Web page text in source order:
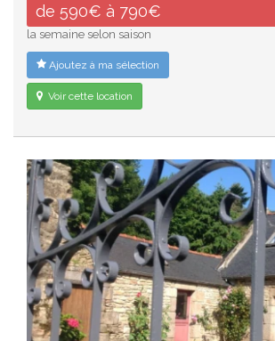
de 590€ à 790€
la semaine selon saison
Ajoutez à ma sélection
Voir cette location